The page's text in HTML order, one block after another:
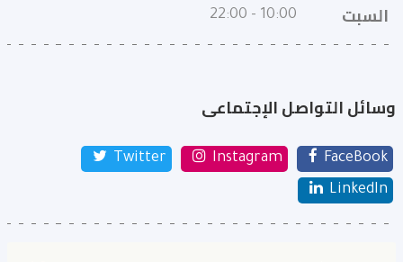
السبت 10:00 - 22:00
وسائل التواصل الإجتماعى
FaceBook
Instagram
Twitter
LinkedIn